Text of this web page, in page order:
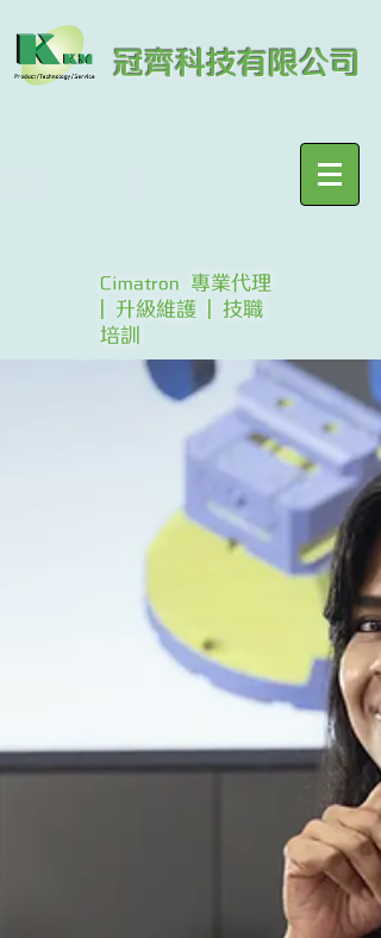
冠齊科技有限公司
Cimatron 專業代理
| 升級維護 | 技職
培訓